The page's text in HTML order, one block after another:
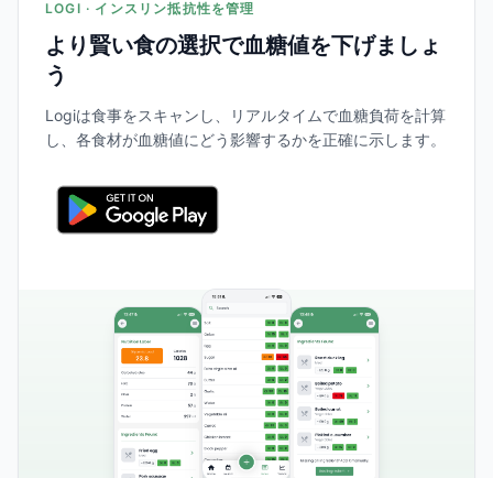
LOGI · インスリン抵抗性を管理
より賢い食の選択で血糖値を下げましょ
う
Logiは食事をスキャンし、リアルタイムで血糖負荷を計算
し、各食材が血糖値にどう影響するかを正確に示します。